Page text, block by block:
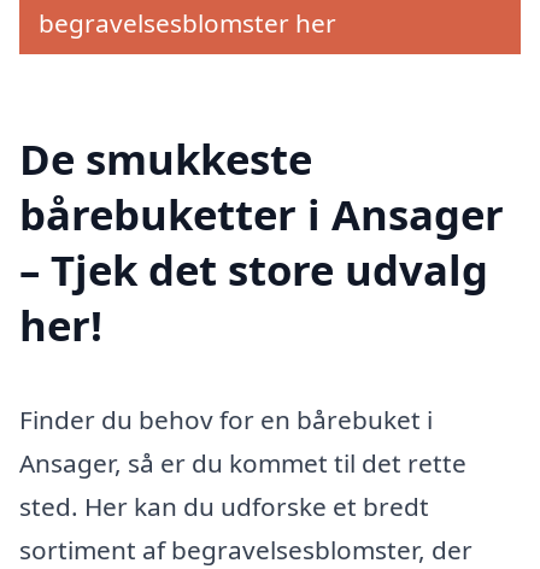
begravelsesblomster her
De smukkeste
bårebuketter i Ansager
– Tjek det store udvalg
her!
Finder du behov for en bårebuket i
Ansager, så er du kommet til det rette
sted. Her kan du udforske et bredt
sortiment af begravelsesblomster, der